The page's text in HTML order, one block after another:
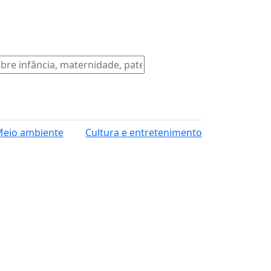
ambiente Cultura e entretenimento